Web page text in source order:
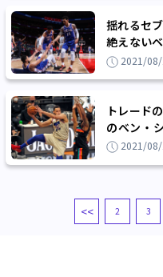
揺れるセ
絶えない
救いの手
2021/
トレード
のベン・
ントシュー
2021/
<< 2 3